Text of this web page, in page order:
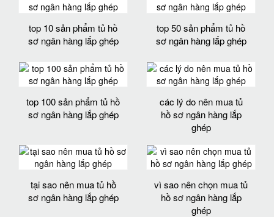
top 10 sản phẩm tủ hồ
sơ ngân hàng lắp ghép
top 50 sản phẩm tủ hồ
sơ ngân hàng lắp ghép
top 100 sản phẩm tủ hồ
sơ ngân hàng lắp ghép
các lý do nên mua tủ
hồ sơ ngân hàng lắp
ghép
tại sao nên mua tủ hồ
sơ ngân hàng lắp ghép
vì sao nên chọn mua tủ
hồ sơ ngân hàng lắp
ghép